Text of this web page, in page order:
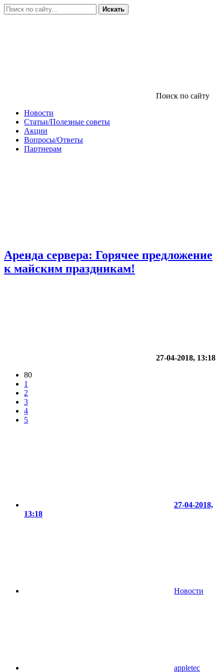
Искать
Поиск по сайту
Новости
Статьи/Полезные советы
Акции
Вопросы/Ответы
Партнерам
Аренда сервера: Горячее предложение
к майским праздникам!
27-04-2018, 13:18
80
1
2
3
4
5
27-04-2018,
13:18
Новости
appletec